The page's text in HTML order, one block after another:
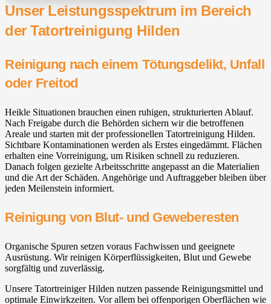
Unser Leistungsspektrum im Bereich
der Tatortreinigung Hilden
Reinigung nach einem Tötungsdelikt, Unfall
oder Freitod
Heikle Situationen brauchen einen ruhigen, strukturierten Ablauf.
Nach Freigabe durch die Behörden sichern wir die betroffenen
Areale und starten mit der professionellen Tatortreinigung Hilden.
Sichtbare Kontaminationen werden als Erstes eingedämmt. Flächen
erhalten eine Vorreinigung, um Risiken schnell zu reduzieren.
Danach folgen gezielte Arbeitsschritte angepasst an die Materialien
und die Art der Schäden. Angehörige und Auftraggeber bleiben über
jeden Meilenstein informiert.
Reinigung von Blut- und Geweberesten
Organische Spuren setzen voraus Fachwissen und geeignete
Ausrüstung. Wir reinigen Körperflüssigkeiten, Blut und Gewebe
sorgfältig und zuverlässig.
Unsere Tatortreiniger Hilden nutzen passende Reinigungsmittel und
optimale Einwirkzeiten. Vor allem bei offenporigen Oberflächen wie